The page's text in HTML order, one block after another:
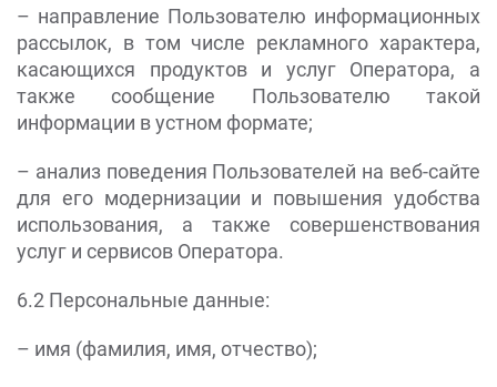
– направление Пользователю информационных
рассылок, в том числе рекламного характера,
касающихся продуктов и услуг Оператора, а
также сообщение Пользователю такой
информации в устном формате;
– анализ поведения Пользователей на веб-сайте
для его модернизации и повышения удобства
использования, а также совершенствования
услуг и сервисов Оператора.
6.2 Персональные данные:
– имя (фамилия, имя, отчество);